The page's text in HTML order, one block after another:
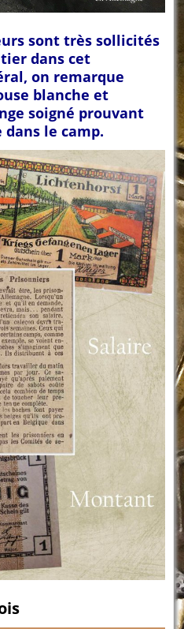
sont très sollicités
dans cet
on remarque
blanche et
soigné prouvant
le camp.